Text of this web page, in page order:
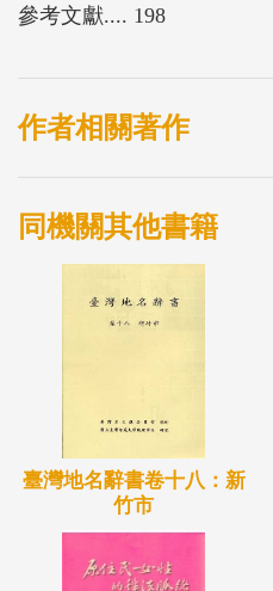
參考文獻.... 198
作者相關著作
同機關其他書籍
臺灣地名辭書卷十八：新
竹市